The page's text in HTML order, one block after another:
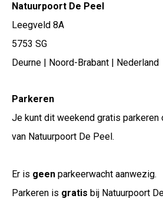
Natuurpoort De Peel
Leegveld 8A
5753 SG
Deurne | Noord-Brabant | Nederland
Parkeren
Je kunt dit weekend gratis parkeren
van Natuurpoort De Peel.
Er is geen parkeerwacht aanwezig.
Parkeren is gratis bij Natuurpoort